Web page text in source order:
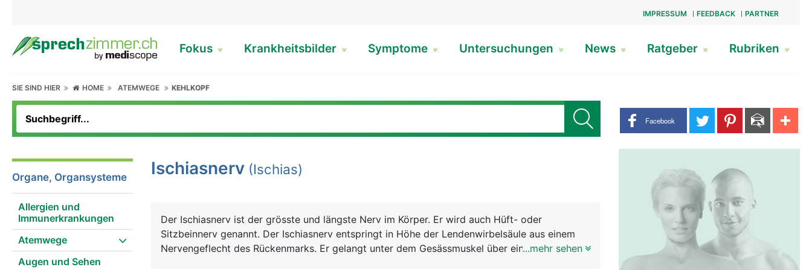
IMPRESSUM FEEDBACK PARTNER
Fokus Krankheitsbilder Symptome Untersuchungen News Ratgeber Rubriken
SIE SIND HIER HOME ATEMWEGE KEHLKOPF
Share buttons
Facebook
Organe, Organsysteme
Allergien und
Immunerkrankungen
Atemwege
Augen und Sehen
Ischiasnerv (Ischias)
Der Ischiasnerv ist der grösste und längste Nerv im Körper. Er wird auch Hüft- oder
Sitzbeinnerv genannt. Der Ischiasnerv entspringt in Höhe der Lendenwirbelsäule aus einem
Nervengeflecht des Rückenmarks. Er gelangt unter dem Gesässmuskel über eine Öffnung im
...mehr sehen